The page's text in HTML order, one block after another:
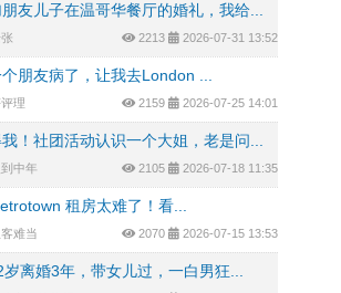
友儿子在温哥华餐厅的婚礼，我给...
2213 2026-07-31 13:52
朋友病了，让我去London ...
理 2159 2026-07-25 14:01
！社团活动认识一个大姐，老是问...
到中年 2105 2026-07-18 11:35
租房太难了！看...
难当 2070 2026-07-15 13:53
岁离婚3年，带女儿过，一白男狂...